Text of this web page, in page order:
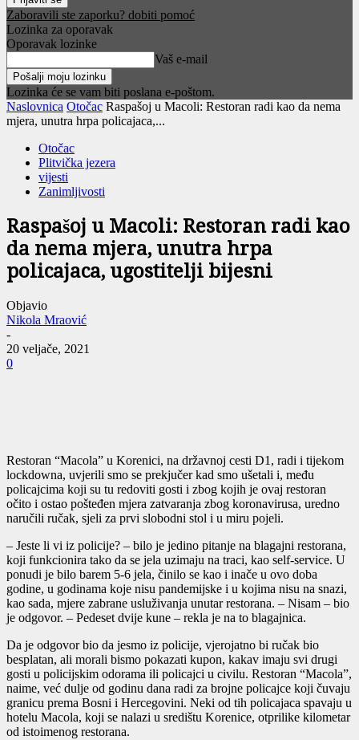
Zaboravili ste zaporku? dobiti pomoć
Lozinka za oporavak
Oporavak lozinke
Vaš e-mail
Lozinka će se vam biti poslana e-poštom.
Naslovnica Otočac Raspašoj u Macoli: Restoran radi kao da nema
mjera, unutra hrpa policajaca,...
Otočac
Plitvička jezera
vijesti
Zanimljivosti
Raspašoj u Macoli: Restoran radi kao
da nema mjera, unutra hrpa
policajaca, ugostitelji bijesni
Objavio
Nikola Mraović
-
20 veljače, 2021
0
Restoran “Macola” u Korenici, na državnoj cesti D1, radi i tijekom
lockdowna, uvjerili smo se prekjučer kad smo ušetali i, među
policajcima koji su tu redoviti gosti i zbog kojih je ovaj restoran
očito i ostao pošteđen mjera zatvaranja zbog koronavirusa, uredno
naručili ručak, sjeli za prvi slobodni stol i u miru pojeli.
– Jeste li vi iz policije? – bilo je jedino pitanje na blagajni restorana,
koji funkcionira tako da se jela uzimaju na traci, kao self-service. U
ponudi je bilo barem 5-6 jela, činilo se kao i inače u ovo doba
godine, u godinama koje nisu pandemijske i u kojima nisu na snazi,
kao sada, mjere zabrane usluživanja unutar restorana. – Nisam – bio
je odgovor. – Pedeset dvije kune – rekla je na to blagajnica.
Da je odgovor bio da jesmo iz policije, vjerojatno bi ručak bio
besplatan, ali morali bismo pokazati kupon, kakav imaju svi drugi
gosti u policijskim odorama ili policajci u civilu. Restoran “Macola”,
naime, već dulje od godinu dana radi za brojne policajce koji čuvaju
granicu prema Bosni i Hercegovini. Neki od tih policajaca spavaju u
hotelu Macola, koji se nalazi u središtu Korenice, otprilike kilometar
od istoimenog restorana.